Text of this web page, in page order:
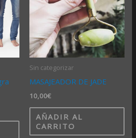
Sin categorizar
MASAJEADOR DE JADE
10,00€
AÑADIR AL
CARRITO